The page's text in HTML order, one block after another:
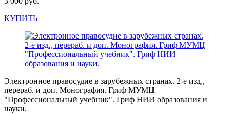
КУПИТЬ
Электронное правосудие в зарубежных странах. 2-е изд.,
перераб. и доп. Монография. Гриф МУМЦ
"Профессиональный учебник". Гриф НИИ образования и
науки.